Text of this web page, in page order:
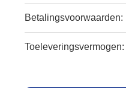
Betalingsvoorwaarden:
Toeleveringsvermogen: